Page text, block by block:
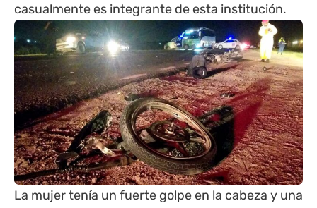
casualmente es integrante de esta institución.
La mujer tenía un fuerte golpe en la cabeza y una